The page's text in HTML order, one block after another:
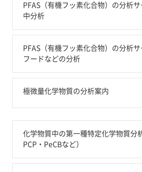
PFAS（有機フッ素化合物）の分析
中分析
PFAS（有機フッ素化合物）の分析
フードなどの分析
極微量化学物質の分析案内
化学物質中の第一種特定化学物質分
PCP・PeCBなど）